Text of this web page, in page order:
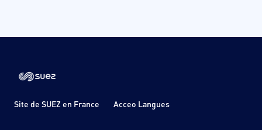
Site de SUEZ en France Acceo Langues